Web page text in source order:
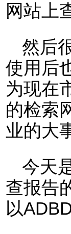
网站上
然后
使用后
为现在
的检索
业的大
今天
查报告
以